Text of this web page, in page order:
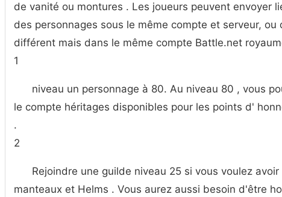
de vanité ou montures . Les joueurs peuvent envoyer
des personnages sous le même compte et serveur,
différent mais dans le même compte Battle.net
1
niveau un personnage à 80. Au niveau 80 , vous
le compte héritages disponibles pour les points d'
.
2
Rejoindre une guilde niveau 25 si vous voulez
manteaux et Helms . Vous aurez aussi besoin d'être